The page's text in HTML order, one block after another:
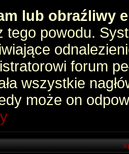
lub obraźliwy
tego powodu.
forum
wszystkie
może on